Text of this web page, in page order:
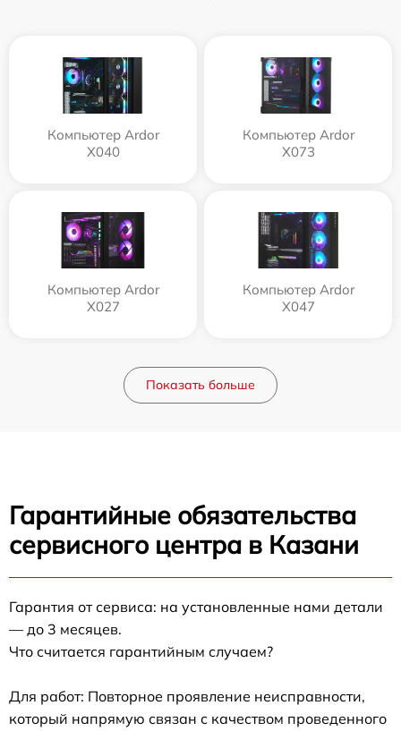
Компьютер Ardor
X040
Компьютер Ardor
X073
Компьютер Ardor
X027
Компьютер Ardor
X047
Показать больше
Гарантийные обязательства
сервисного центра в Казани
Гарантия от сервиса: на установленные нами детали
— до 3 месяцев.
Что считается гарантийным случаем?
Для работ: Повторное проявление неисправности,
который напрямую связан с качеством проведенного